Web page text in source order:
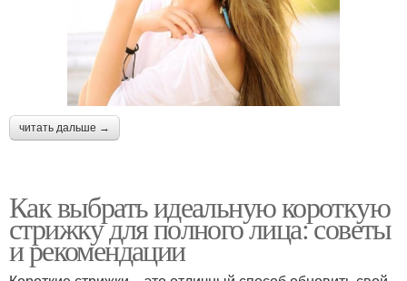
читать дальше →
Как выбрать идеальную короткую
стрижку для полного лица: советы
и рекомендации